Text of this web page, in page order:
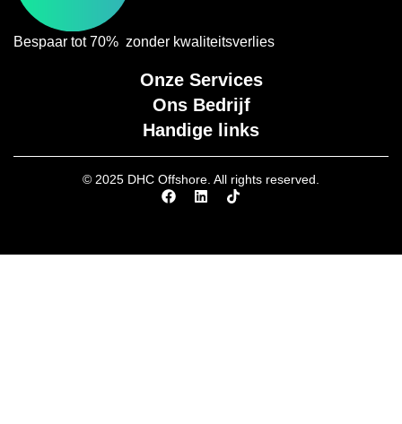
Bespaar tot 70% zonder kwaliteitsverlies
Onze Services
Ons Bedrijf
Handige links
© 2025 DHC Offshore. All rights reserved.